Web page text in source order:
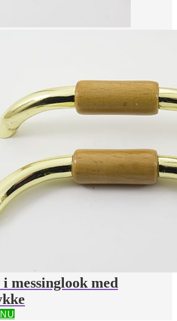
messinglook med